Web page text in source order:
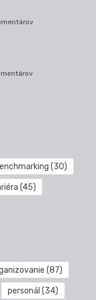
(30)
(45)
(87)
personál (34)